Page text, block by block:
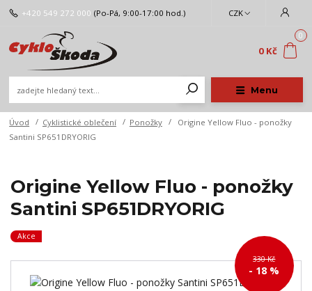
Menu
CZK
+420 549 272 000 (Po-Pá, 9:00-17:00 hod.)
0
0 Kč
Úvod Cyklistické oblečení Ponožky
Origine Yellow Fluo - ponožky
Santini SP651DRYORIG
Origine Yellow Fluo - ponožky
Santini SP651DRYORIG
Akce
330 Kč
- 18 %